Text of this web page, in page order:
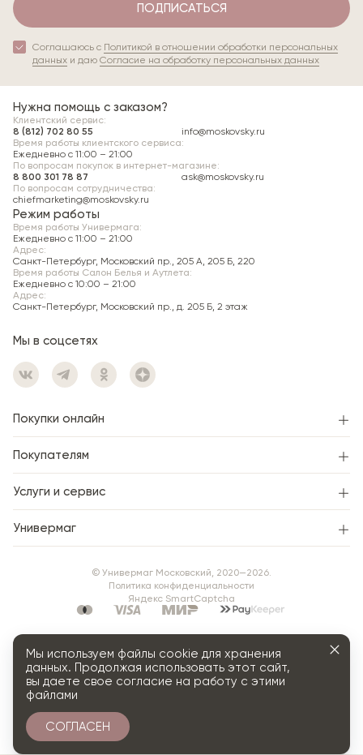
ПОДПИСАТЬСЯ
Соглашаюсь с Политикой в отношении обработки персональных
данных и даю Согласие на обработку персональных данных
Нужна помощь с заказом?
Клиентский сервис:
8 (812) 702 80 55
info@moskovsky.ru
Время работы клиентского сервиса:
Ежедневно с 11:00 – 21:00
По вопросам сотрудничества:
chiefmarketing@moskovsky.ru
По вопросам покупок в интернет-магазине:
8 800 301 78 87
ask@moskovsky.ru
Режим работы
Время работы Универмага:
Ежедневно c 11:00 – 21:00
Адрес:
Санкт-Петербург, Московский пр., 205 А, 205 Б, 220
Время работы Салон Белья и Аутлета:
Ежедневно c 10:00 – 21:00
Адрес:
Санкт-Петербург, Московский пр., д. 205 Б, 2 этаж
Мы в соцсетях
Покупки онлайн
Покупателям
Услуги и сервис
Универмаг
© Универмаг Московский, 2020—2026.
Политика конфиденциальности
Яндекс SmartCaptcha
Мы используем файлы cookie для хранения
данных. Продолжая использовать этот сайт,
вы даете свое согласие на работу с этими
файлами
СОГЛАСЕН